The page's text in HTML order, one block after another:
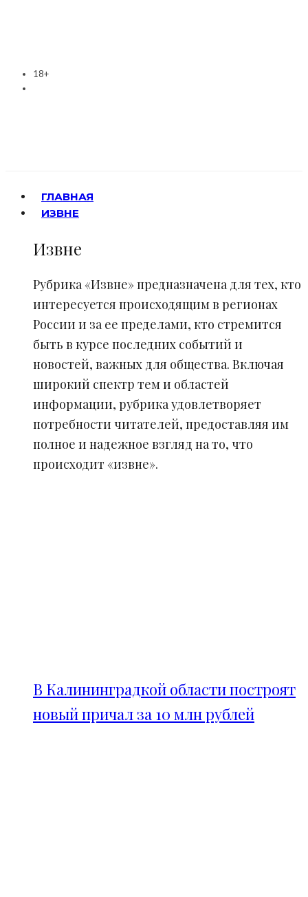
18+
ГЛАВНАЯ
ИЗВНЕ
Извне
Рубрика «Извне» предназначена для тех, кто
интересуется происходящим в регионах
России и за ее пределами, кто стремится
быть в курсе последних событий и
новостей, важных для общества. Включая
широкий спектр тем и областей
информации, рубрика удовлетворяет
потребности читателей, предоставляя им
полное и надежное взгляд на то, что
происходит «извне».
В Калининградкой области построят
новый причал за 10 млн рублей